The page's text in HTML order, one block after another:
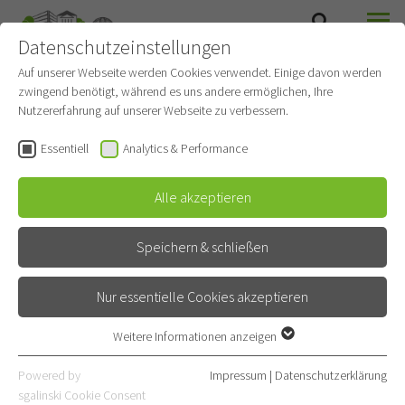
THORAX INTERNATIONAL
Service and Information
Datenschutzeinstellungen
Auf unserer Webseite werden Cookies verwendet. Einige davon werden
zwingend benötigt, während es uns andere ermöglichen, Ihre
Nutzererfahrung auf unserer Webseite zu verbessern.
Essentiell Analytics & Performance
Alle akzeptieren
Speichern & schließen
Nur essentielle Cookies akzeptieren
Essentielle Cookies werden für grundlegende Funktionen der
Webseite benötigt. Dadurch ist gewährleistet, dass die Webseite
Weitere Informationen anzeigen
Powered by
sgalinski Cookie Consent
Impressum | Datenschutzerklärung